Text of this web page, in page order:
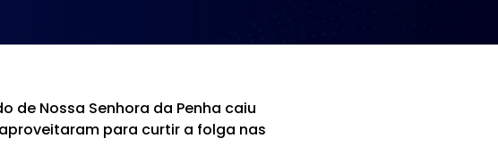
de Nossa Senhora da Penha caiu
para curtir a folga nas